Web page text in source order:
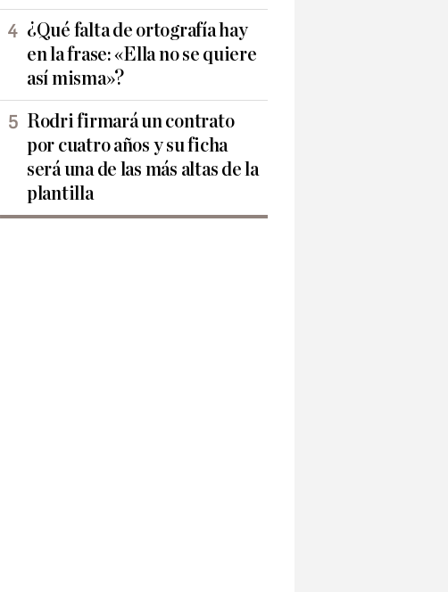
¿Qué falta de ortografía hay
en la frase: «Ella no se quiere
así misma»?
Rodri firmará un contrato
por cuatro años y su ficha
será una de las más altas de la
plantilla